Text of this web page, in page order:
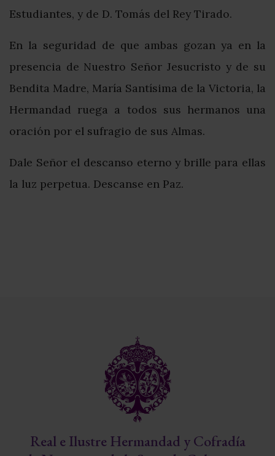
Estudiantes, y de D. Tomás del Rey Tirado.
En la seguridad de que ambas gozan ya en la
presencia de Nuestro Señor Jesucristo y de su
Bendita Madre, María Santísima de la Victoria, la
Hermandad ruega a todos sus hermanos una
oración por el sufragio de sus Almas.
Dale Señor el descanso eterno y brille para ellas
la luz perpetua. Descanse en Paz.
Real e Ilustre Hermandad y Cofradía